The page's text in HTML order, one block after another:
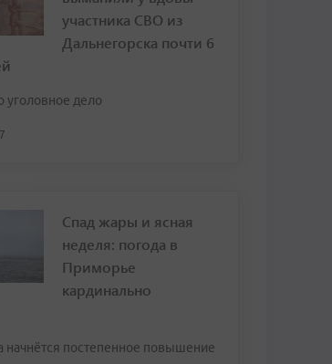
участника СВО из
Дальнегорска почти 6
уголовное дело
Спад жары и ясная
неделя: погода в
Приморье
кардинально
начнётся постепенное повышение